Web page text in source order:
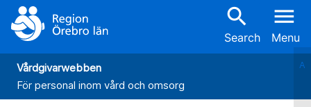
search
Search
menu
Menu
Vårdgivarwebben
För personal inom vård och omsorg
A